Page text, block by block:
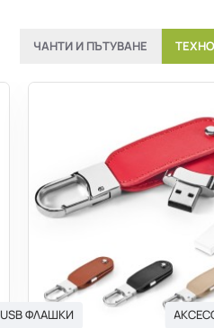
ЧАНТИ И ПЪТУВАНЕ
USB ФЛАШКИ